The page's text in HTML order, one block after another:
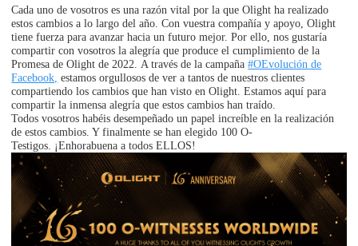
Cada uno de vosotros es una razón vital por la que Olight ha realizado
estos cambios a lo largo del año. Con vuestra compañía y apoyo, Olight
tiene fuerza para avanzar hacia un futuro mejor. Por ello, nos gustaría
compartir con vosotros la alegría que produce el cumplimiento de la
Promesa de Olight de 2022. A través de la campaña#OEvolución de
Facebook, estamos orgullosos de ver a tantos de nuestros clientes
compartiendo los cambios que han visto en Olight. Estamos aquí para
compartir la inmensa alegría que estos cambios han traído.
Todos vosotros habéis desempeñado un papel increíble en la realización
de estos cambios. Y finalmente se han elegido 100 O-
Testigos. ¡Enhorabuena a todos ELLOS!